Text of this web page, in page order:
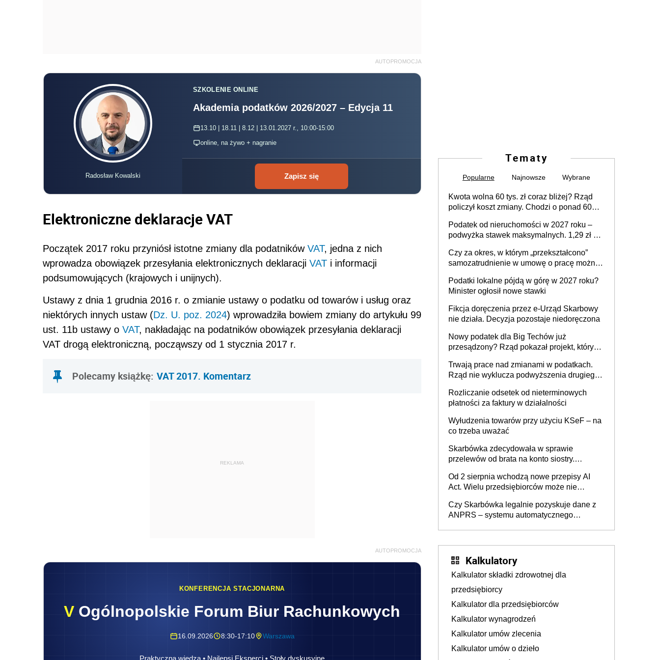
AUTOPROMOCJA
Radosław Kowalski
SZKOLENIE ONLINE
Akademia podatków 2026/2027 – Edycja 11
13.10 | 18.11 | 8.12 | 13.01.2027 r., 10:00-15:00
online, na żywo + nagranie
Zapisz się
Elektroniczne deklaracje VAT
Początek 2017 roku przyniósł istotne zmiany dla podatników VAT, jedna z nich
wprowadza obowiązek przesyłania elektronicznych deklaracji VAT i informacji
podsumowujących (krajowych i unijnych).
Ustawy z dnia 1 grudnia 2016 r. o zmianie ustawy o podatku od towarów i usług oraz
niektórych innych ustaw (Dz. U. poz. 2024) wprowadziła bowiem zmiany do artykułu 99
ust. 11b ustawy o VAT, nakładając na podatników obowiązek przesyłania deklaracji
VAT drogą elektroniczną, począwszy od 1 stycznia 2017 r.
Polecamy książkę: VAT 2017. Komentarz
REKLAMA
AUTOPROMOCJA
KONFERENCJA STACJONARNA
V Ogólnopolskie Forum Biur Rachunkowych
16.09.2026 8:30-17:10 Warszawa
Praktyczna wiedza • Najlepsi Eksperci • Stoły dyskusyjne
Tematy
Popularne Najnowsze Wybrane
Kwota wolna 60 tys. zł coraz bliżej? Rząd
policzył koszt zmiany. Chodzi o ponad 60
Podatek od nieruchomości w 2027 roku –
podwyżka stawek maksymalnych. 1,29 zł za
budynków i lokali związanych z
prowadzeniem działalności gospodarczej
Czy za okres, w którym „przekształcono”
samozatrudnienie w umowę o pracę można
umowy cywilnoprawnej jedynym
racjonalnym wyjściem
Podatki lokalne pójdą w górę w 2027 roku?
Minister ogłosił nowe stawki
Fikcja doręczenia przez e-Urząd Skarbowy
nie działa. Decyzja pozostaje niedoręczona
Nowy podatek dla Big Techów już
przesądzony? Rząd pokazał projekt, który
Trwają prace nad zmianami w podatkach.
Rząd nie wyklucza podwyższenia drugiego
Rozliczanie odsetek od nieterminowych
płatności za faktury w działalności
Wyłudzenia towarów przy użyciu KSeF – na
co trzeba uważać
Skarbówka zdecydowała w sprawie
przelewów od brata na konto siostry.
darowizna, ale podatku jednak nie będzie
Od 2 sierpnia wchodzą nowe przepisy AI
Act. Wielu przedsiębiorców może nie
Czy Skarbówka legalnie pozyskuje dane z
ANPRS – systemu automatycznego
Kalkulatory
Kalkulator składki zdrowotnej dla
przedsiębiorcy
Kalkulator dla przedsiębiorców
Kalkulator wynagrodzeń
Kalkulator umów zlecenia
Kalkulator umów o dzieło